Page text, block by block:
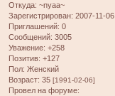
Откуда: ~nyaa~
Зарегистрирован: 2007-11-06
Приглашений: 0
Сообщений: 3005
Уважение: +258
Позитив: +127
Пол: Женский
Возраст: 35 [1991-02-06]
Провел на форуме: